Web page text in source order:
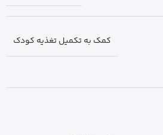
کمک به تکمیل تغذیه کودک